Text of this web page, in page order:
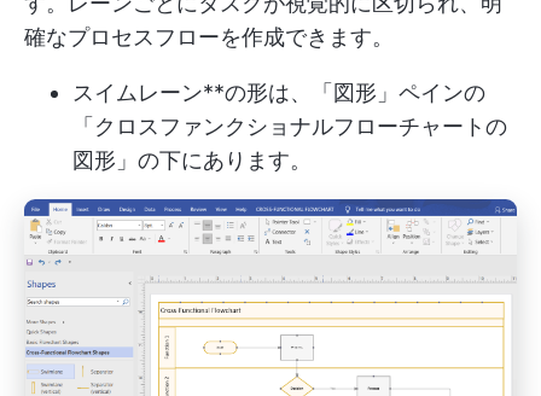
確なプロセスフローを作成できます。
スイムレーン**の形は、「図形」ペインの
「クロスファンクショナルフローチャートの
図形」の下にあります。